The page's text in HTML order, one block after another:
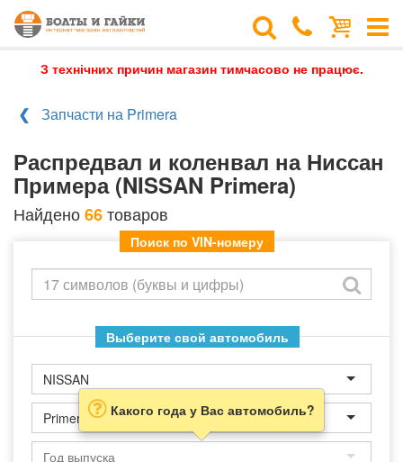
З технічних причин магазин тимчасово не працює.
Запчасти на Primera
Распредвал и коленвал на Ниссан
Примера (NISSAN Primera)
Найдено66товаров
Поиск по VIN-номеру
Выберите свой автомобиль
NISSAN
Primera Какого года у Вас автомобиль?